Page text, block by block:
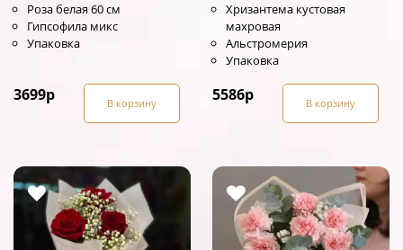
Роза белая 60 см
Гипсофила микс
Упаковка
3699р В корзину
Хризантема кустовая
махровая
Альстромерия
Упаковка
5586р В корзину